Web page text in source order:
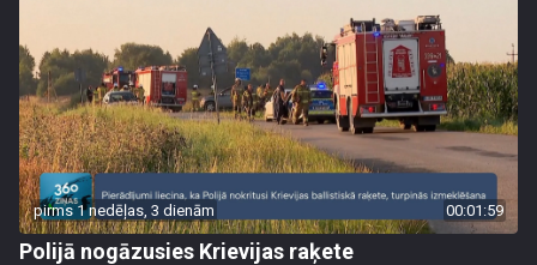
pirms 1 nedēļas, 3 dienām 00:01:59
Polijā nogāzusies Krievijas raķete